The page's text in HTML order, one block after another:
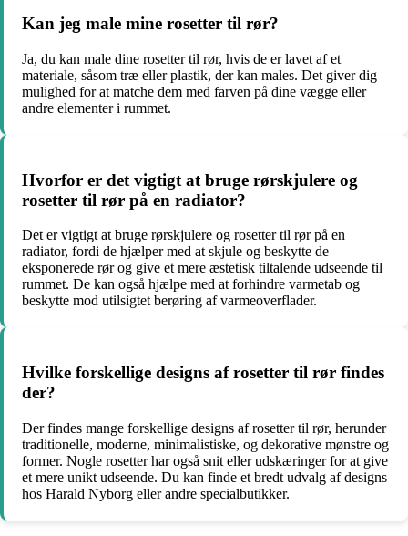
Kan jeg male mine rosetter til rør?
Ja, du kan male dine rosetter til rør, hvis de er lavet af et
materiale, såsom træ eller plastik, der kan males. Det giver dig
mulighed for at matche dem med farven på dine vægge eller
andre elementer i rummet.
Hvorfor er det vigtigt at bruge rørskjulere og
rosetter til rør på en radiator?
Det er vigtigt at bruge rørskjulere og rosetter til rør på en
radiator, fordi de hjælper med at skjule og beskytte de
eksponerede rør og give et mere æstetisk tiltalende udseende til
rummet. De kan også hjælpe med at forhindre varmetab og
beskytte mod utilsigtet berøring af varmeoverflader.
Hvilke forskellige designs af rosetter til rør findes
der?
Der findes mange forskellige designs af rosetter til rør, herunder
traditionelle, moderne, minimalistiske, og dekorative mønstre og
former. Nogle rosetter har også snit eller udskæringer for at give
et mere unikt udseende. Du kan finde et bredt udvalg af designs
hos Harald Nyborg eller andre specialbutikker.